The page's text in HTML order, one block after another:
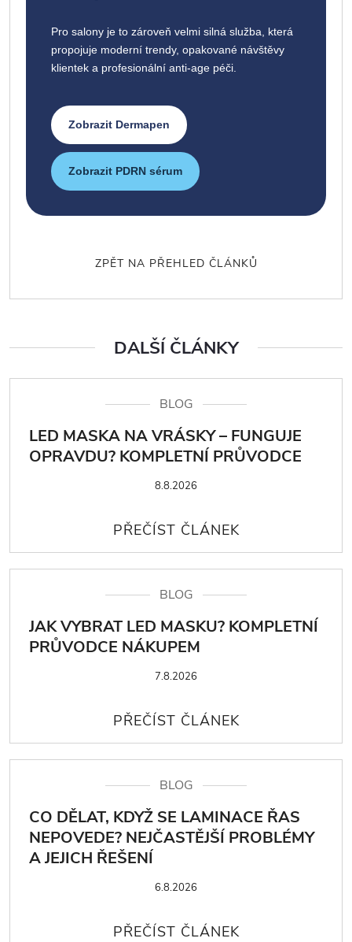
Pro salony je to zároveň velmi silná služba, která
propojuje moderní trendy, opakované návštěvy
klientek a profesionální anti-age péči.
Zobrazit Dermapen
Zobrazit PDRN sérum
ZPĚT NA PŘEHLED ČLÁNKŮ
DALŠÍ ČLÁNKY
BLOG
LED MASKA NA VRÁSKY – FUNGUJE
OPRAVDU? KOMPLETNÍ PRŮVODCE
8.8.2026
BLOG
JAK VYBRAT LED MASKU? KOMPLETNÍ
PRŮVODCE NÁKUPEM
7.8.2026
BLOG
CO DĚLAT, KDYŽ SE LAMINACE ŘAS
NEPOVEDE? NEJČASTĚJŠÍ PROBLÉMY
A JEJICH ŘEŠENÍ
6.8.2026